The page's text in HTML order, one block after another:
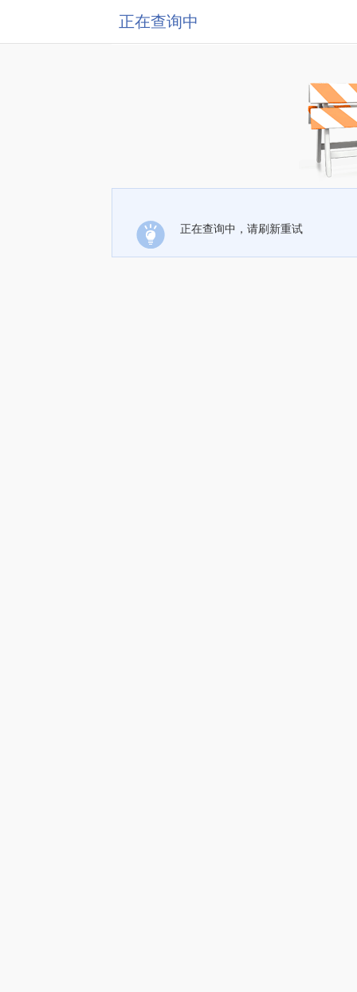
正在查询中
正在查询中，请刷新重试